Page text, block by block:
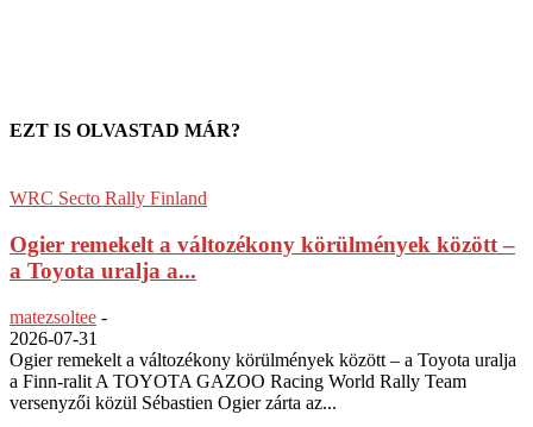
EZT IS OLVASTAD MÁR?
WRC Secto Rally Finland
Ogier remekelt a változékony körülmények között –
a Toyota uralja a...
matezsoltee -
2026-07-31
Ogier remekelt a változékony körülmények között – a Toyota uralja
a Finn-ralit A TOYOTA GAZOO Racing World Rally Team
versenyzői közül Sébastien Ogier zárta az...